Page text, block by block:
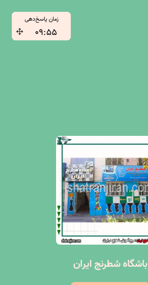
زمان پاسخ‌دهی
۰۹:۵۵
باشگاه شطرنج ایران